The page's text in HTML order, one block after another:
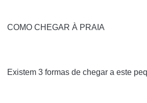
COMO CHEGAR À PRAIA
Existem 3 formas de chegar a este